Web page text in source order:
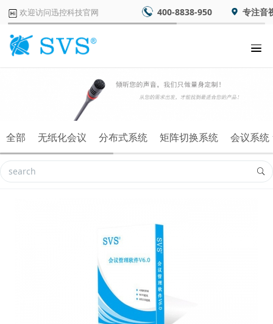
欢迎访问迅控科技官网 400-8838-950 专注音
全部 无纸化会议 分布式系统 矩阵切换系统 会议系统